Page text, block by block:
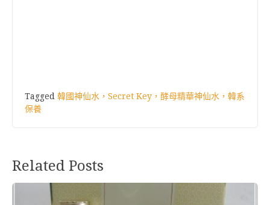
Tagged 韓國神仙水，Secret Key，酵母精華神仙水，韓系
保養
Related Posts